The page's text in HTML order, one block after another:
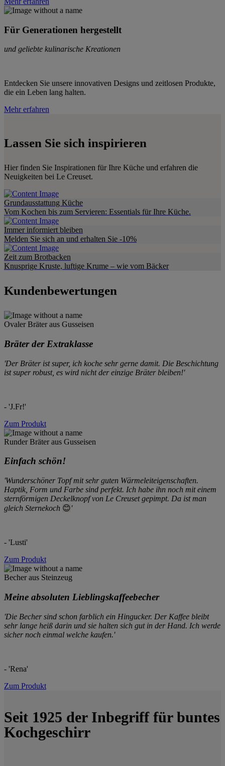
Für Generationen hergestellt
und geliebte kulinarische Kreationen
Entdecken Sie unsere innovativen Designs und zeitlosen Produkte,
die ein Leben lang halten.
Mehr erfahren
Lassen Sie sich inspirieren
Hier finden Sie Inspirationen für Ihre Küche und erfahren die
Neuigkeiten bei Le Creuset.
Grundausstattung Küche
Vom Kochen bis zum Servieren: Essentials für Ihre Küche.
Immer informiert bleiben
Melden Sie sich an und erhalten Sie -10%
Zeit zum Brotbacken
Knusprige Kruste, luftige Krume – wie vom Bäcker
Kundenbewertungen
Ovaler Bräter aus Gusseisen
Bräter der Extraklasse
'Der Bräter ist super, ich koche sehr gerne damit. Die Beschichtung
ist super robust, es wird nicht der einzige Bräter bleiben!'
- 'J.Fr!'
Zum Produkt
Runder Bräter aus Gusseisen
Einfach schön!
'Wunderschöner Topf mit sehr guten Wärmeleiteigenschaften.
Haptik, Form und Farbe sind perfekt. Ich habe ihn noch mit einem
sternförmigen Deckelknopf von Le Creuset gepimpt. Da ist man
gleich Sternekoch 😊'
- 'Lusti'
Zum Produkt
Becher aus Steinzeug
Meine absoluten Lieblingskaffeebecher
'Die Becher sind schon farblich ein Hingucker. Der Kaffee bleibt
sehr lange heiß darin und sie halten sich gut in der Hand. Ich werde
sicher noch einmal welche kaufen.'
- 'Rena'
Zum Produkt
Seit 1925 der Inbegriff für buntes
Kochgeschirr